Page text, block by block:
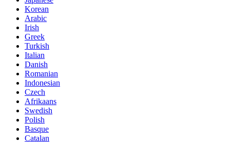
Korean
Arabic
Irish
Greek
Turkish
Italian
Danish
Romanian
Indonesian
Czech
Afrikaans
Swedish
Polish
Basque
Catalan